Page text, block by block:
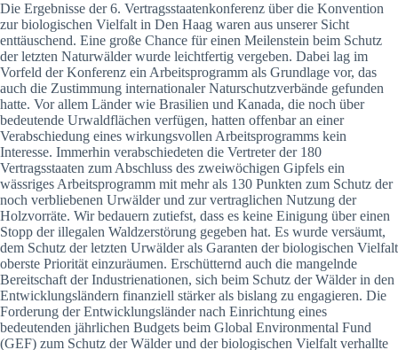
Die Ergebnisse der 6. Vertragsstaatenkonferenz über die Konvention
zur biologischen Vielfalt in Den Haag waren aus unserer Sicht
enttäuschend. Eine große Chance für einen Meilenstein beim Schutz
der letzten Naturwälder wurde leichtfertig vergeben. Dabei lag im
Vorfeld der Konferenz ein Arbeitsprogramm als Grundlage vor, das
auch die Zustimmung internationaler Naturschutzverbände gefunden
hatte. Vor allem Länder wie Brasilien und Kanada, die noch über
bedeutende Urwaldflächen verfügen, hatten offenbar an einer
Verabschiedung eines wirkungsvollen Arbeitsprogramms kein
Interesse. Immerhin verabschiedeten die Vertreter der 180
Vertragsstaaten zum Abschluss des zweiwöchigen Gipfels ein
wässriges Arbeitsprogramm mit mehr als 130 Punkten zum Schutz der
noch verbliebenen Urwälder und zur vertraglichen Nutzung der
Holzvorräte. Wir bedauern zutiefst, dass es keine Einigung über einen
Stopp der illegalen Waldzerstörung gegeben hat. Es wurde versäumt,
dem Schutz der letzten Urwälder als Garanten der biologischen Vielfalt
oberste Priorität einzuräumen. Erschütternd auch die mangelnde
Bereitschaft der Industrienationen, sich beim Schutz der Wälder in den
Entwicklungsländern finanziell stärker als bislang zu engagieren. Die
Forderung der Entwicklungsländer nach Einrichtung eines
bedeutenden jährlichen Budgets beim Global Environmental Fund
(GEF) zum Schutz der Wälder und der biologischen Vielfalt verhallte